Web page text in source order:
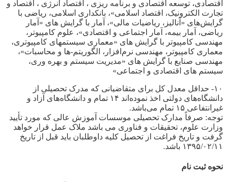
اقتصادی، توسعه اقتصادی و برنامه ریزی ، اقتصاد انرژی ، اقتصاد و
تجارت الکترونیک، اقتصاد اسلامی»، بانکداری اسلامی، ریاضی با
گرایش‌های «آنالیز، ریاضیات مالی»، آمار با گرایش های «آمار
ریاضی، آمار بیمه، آمار اجتماعی و اقتصادی»، علوم کامپیوتر،
مهندسی کامپیوتر با گرایش های «معماری سیستمهای کامپیوتری،
معماری کامپیوتر، مهندسی نرم‌افزار، الگوریتم-ها و محاسبات»،
مهندسی صنایع با گرایش های «مدیریت سیستم و بهره وری،
سیستم های اقتصادی و اجتماعی»
۱۰- حداقل معدل کل برای متقاضیانی که مدرک تحصیلی از
دانشگاه‌های دولتی اخذ نموده‌اند ۱۴ تمام و دانشگاه‌های آزاد و
غیرانتفاعی ۱۵ تمام می‌باشد.
توجه: صرفاً مدارک تحصیلی موسسات آموزش عالی که مورد تأیید
وزارت علوم، تحقیقات و فناوری می باشد ملاک عمل قرار خواهد
گرفت و تاریخ فراغت از تحصیل کلیه داوطلبان باید قبل از تاریخ
۱۳۹۵/۰۲/۱۱ باشد.
نحوه ثبت نام